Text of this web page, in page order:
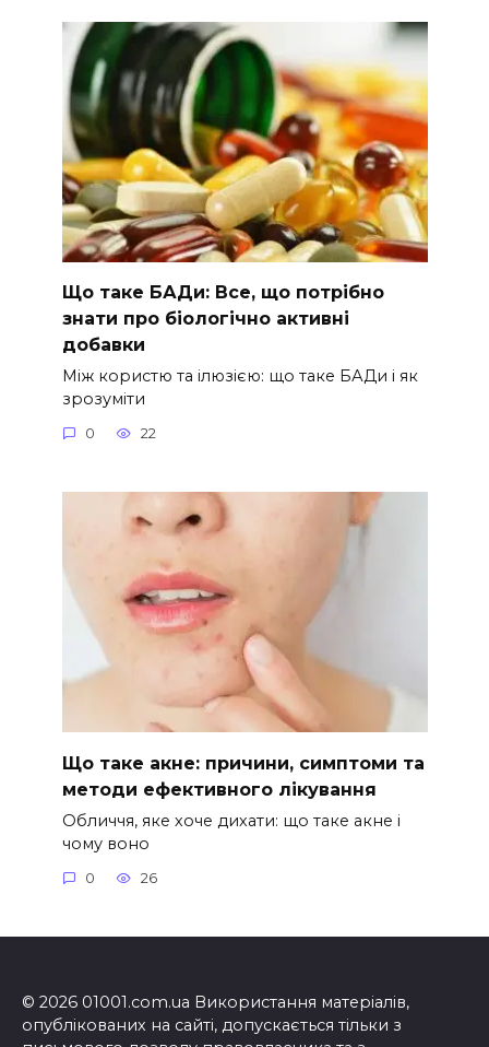
Що таке БАДи: Все, що потрібно
знати про біологічно активні
добавки
Між користю та ілюзією: що таке БАДи і як
зрозуміти
0 22
Що таке акне: причини, симптоми та
методи ефективного лікування
Обличчя, яке хоче дихати: що таке акне і
чому воно
0 26
© 2026 01001.com.ua Використання матеріалів,
опублікованих на сайті, допускається тільки з